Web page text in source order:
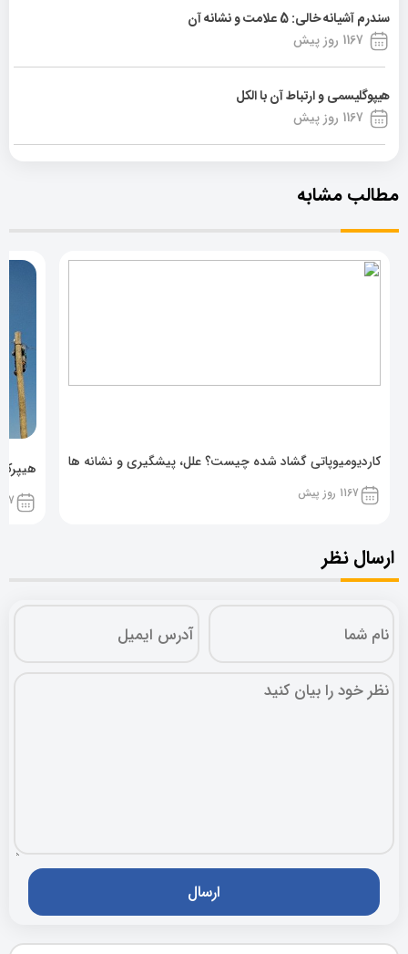
سندرم آشیانه خالی: 5 علامت و نشانه آن
1167 روز پیش
هیپوگلیسمی و ارتباط آن با الکل
1167 روز پیش
مطالب مشابه
کاردیومیوپاتی گشاد شده چیست؟ علل، پیشگیری و نشانه ها
1167 روز پیش 1167
ارسال نظر